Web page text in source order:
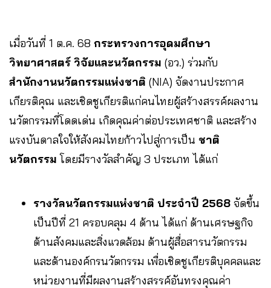
เมื่อวันที่ 1 ต.ค. 68 กระทรวงการอุดมศึกษา
วิทยาศาสตร์ วิจัยและนวัตกรรม (อว.) ร่วมกับ
สำนักงานนวัตกรรมแห่งชาติ (NIA) จัดงานประกาศ
เกียรติคุณ และเชิดชูเกียรติแก่คนไทยผู้สร้างสรรค์ผลงาน
นวัตกรรมที่โดดเด่น เกิดคุณค่าต่อประเทศชาติ และสร้าง
แรงบันดาลใจให้สังคมไทยก้าวไปสู่การเป็น ชาติ
นวัตกรรม โดยมีรางวัลสำคัญ 3 ประเภท ได้แก่
รางวัลนวัตกรรมแห่งชาติ ประจำปี 2568 จัดขึ้น
เป็นปีที่ 21 ครอบคลุม 4 ด้าน ได้แก่ ด้านเศรษฐกิจ
ด้านสังคมและสิ่งแวดล้อม ด้านผู้สื่อสารนวัตกรรม
และด้านองค์กรนวัตกรรม เพื่อเชิดชูเกียรติบุคคลและ
หน่วยงานที่มีผลงานสร้างสรรค์อันทรงคุณค่า